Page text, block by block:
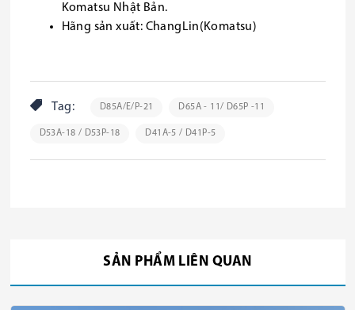
Komatsu Nhật Bản.
Hãng sản xuất: ChangLin(Komatsu)
Tag: D85A/E/P-21 D65A - 11/ D65P -11
D53A-18 / D53P-18 D41A-5 / D41P-5
SẢN PHẨM LIÊN QUAN